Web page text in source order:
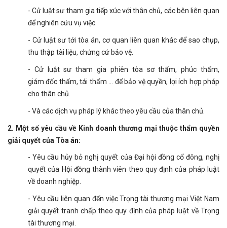
- Cử luật sư tham gia tiếp xúc với thân chủ, các bên liên quan
để nghiên cứu vụ việc.
- Cử luật sư tới tòa án, cơ quan liên quan khác để sao chụp,
thu thập tài liệu, chứng cứ bảo vệ.
- Cử luật sư tham gia phiên tòa sơ thẩm, phúc thẩm,
giám đốc thẩm, tái thẩm ... để bảo vệ quyền, lợi ích hợp pháp
cho thân chủ.
- Và các dịch vụ pháp lý khác theo yêu cầu của thân chủ.
2. Một số yêu cầu về Kinh doanh thương mại thuộc thẩm quyền
giải quyết của Tòa án:
- Yêu cầu hủy bỏ nghị quyết của Đại hội đồng cổ đông, nghị
quyết của Hội đồng thành viên theo quy định của pháp luật
về doanh nghiệp.
- Yêu cầu liên quan đến việc Trọng tài thương mại Việt Nam
giải quyết tranh chấp theo quy định của pháp luật về Trọng
tài thương mại.